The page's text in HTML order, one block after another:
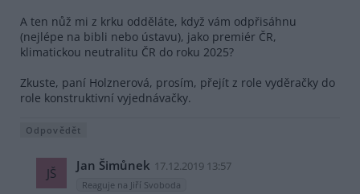
A ten nůž mi z krku odděláte, když vám odpřisáhnu
(nejlépe na bibli nebo ústavu), jako premiér ČR,
klimatickou neutralitu ČR do roku 2025?
Zkuste, paní Holznerová, prosím, přejít z role vyděračky do
role konstruktivní vyjednávačky.
Odpovědět
JŠ Jan Šimůnek 17.12.2019 13:57
Reaguje na Jiří Svoboda